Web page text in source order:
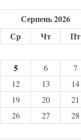
Серпень 2026
Ср Чт Пт
5 6 7
12 13 14
19 20 21
26 27 28